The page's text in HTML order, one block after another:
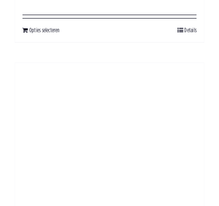
Opties selecteren Details